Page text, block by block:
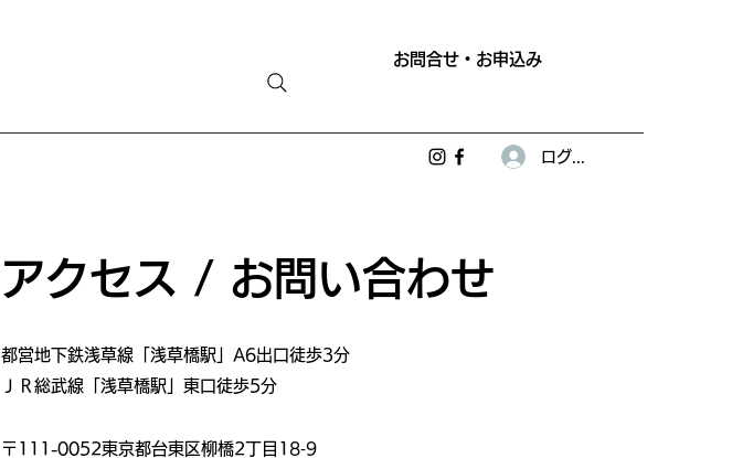
お問合せ・お申込み
ログイン
アクセス / お問い合わせ
都営地下鉄浅草線「浅草橋駅」A6出口徒歩3分
ＪＲ総武線「浅草橋駅」東口徒歩5分
〒111-0052東京都台東区柳橋2丁目18‐9